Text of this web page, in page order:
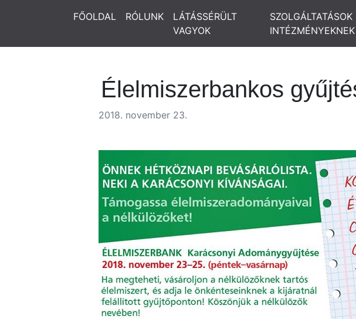
FŐOLDAL RÓLUNK
LÁTÁSSÉRÜLT
VAGYOK
SZOLGÁLTATÁSOK
INTÉZMÉNYEKNEK
Élelmiszerbankos
2018. november 23.